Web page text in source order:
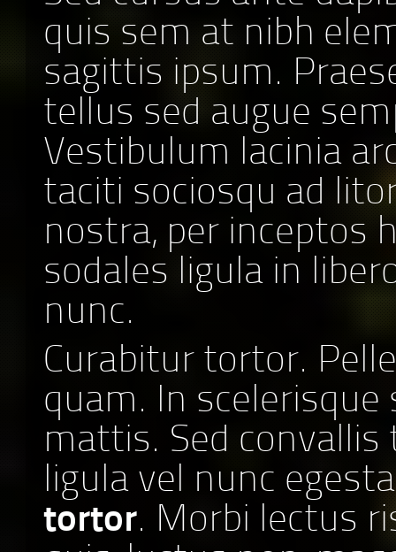
quis sem at nibh
sagittis ipsum.
tellus sed augue
Vestibulum lacinia
taciti sociosqu ad
nostra, per inceptos
sodales ligula in
nunc.
Curabitur tortor.
quam. In
mattis. Sed
ligula vel nunc
tortor. Morbi lectus